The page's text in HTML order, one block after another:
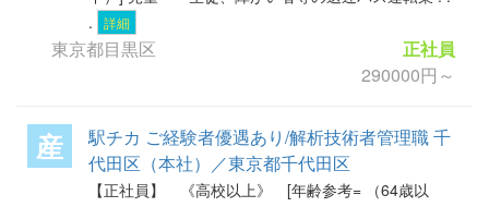
.
詳細
東京都目黒区
正社員
290000円～
産
駅チカ ご経験者優遇あり/解析技術者管理職 千
代田区（本社）／東京都千代田区
【正社員】 《高校以上》 [年齢参考= （64歳以